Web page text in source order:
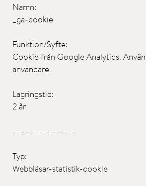
Namn:
_ga-cookie
Funktion/Syfte:
Cookie från Google Analytics.
användare.
Lagringstid:
2 år
– – – – – – – – – –
Typ:
Webbläsar-statistik-cookie